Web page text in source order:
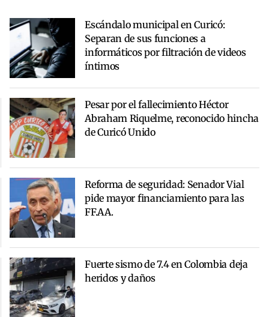
Escándalo municipal en Curicó:
Separan de sus funciones a
informáticos por filtración de videos
íntimos
Pesar por el fallecimiento Héctor
Abraham Riquelme, reconocido hincha
de Curicó Unido
Reforma de seguridad: Senador Vial
pide mayor financiamiento para las
FF.AA.
Fuerte sismo de 7.4 en Colombia deja
heridos y daños